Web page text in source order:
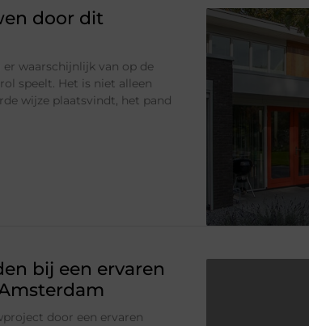
door dit
waarschijnlijk van op de
speelt. Het is niet alleen
wijze plaatsvindt, het pand
bij een ervaren
door een ervaren